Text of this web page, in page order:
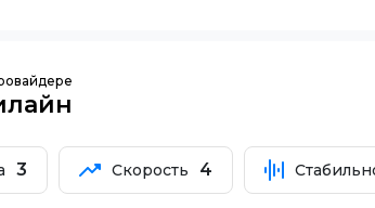
3 Скорость 4